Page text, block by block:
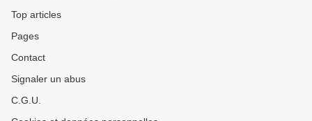
Top articles
Pages
Contact
Signaler un abus
C.G.U.